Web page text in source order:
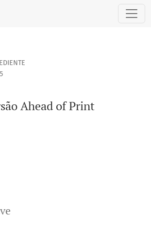
Ahead of Print